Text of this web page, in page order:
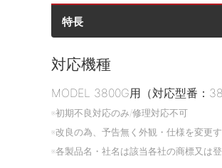
特長
対応機種
MODEL 3800G用（対応型番：
※初期不良対応のみ/修理対応不可
※改良の為、予告無く外観・仕様を変更
※各製品名・社名は該当各社の商標又は登